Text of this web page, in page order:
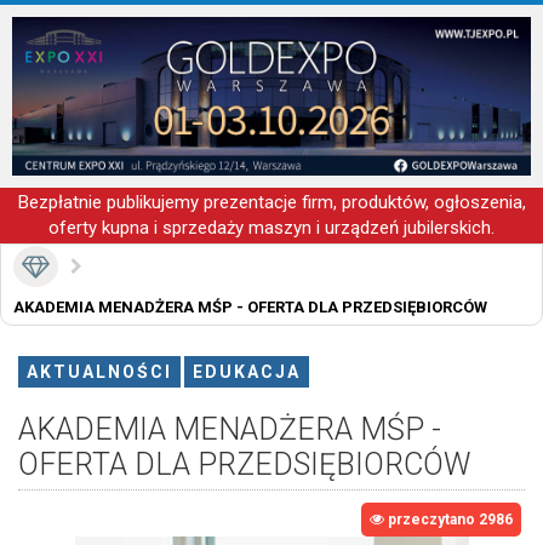
Bezpłatnie publikujemy prezentacje firm, produktów, ogłoszenia,
oferty kupna i sprzedaży maszyn i urządzeń jubilerskich.
AKADEMIA MENADŻERA MŚP - OFERTA DLA PRZEDSIĘBIORCÓW
AKTUALNOŚCI EDUKACJA
AKADEMIA MENADŻERA MŚP -
OFERTA DLA PRZEDSIĘBIORCÓW
przeczytano 2986